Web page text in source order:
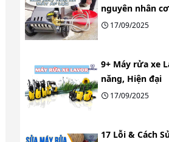
nguyên nhân
17/09/2025
9+ Máy rửa xe
năng, Hiện đại
17/09/2025
17 Lỗi & Cách